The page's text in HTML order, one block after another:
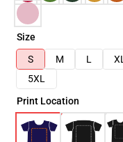
Size
S
M L XL
5XL
Print Location